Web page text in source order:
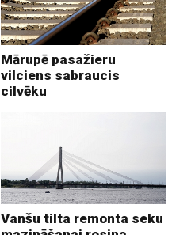
Mārupē pasažieru
vilciens sabraucis
cilvēku
Vanšu tilta remonta seku